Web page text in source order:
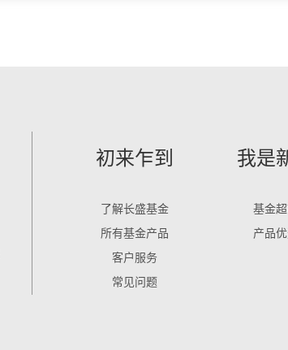
初来乍到
了解长盛基金
所有基金产品
客户服务
常见问题
我是
基金
产品